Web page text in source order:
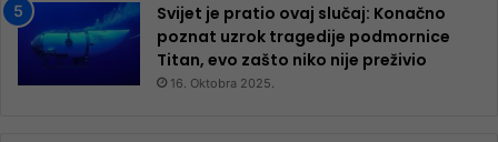
Svijet je pratio ovaj slučaj: Konačno
poznat uzrok tragedije podmornice
Titan, evo zašto niko nije preživio
16. Oktobra 2025.